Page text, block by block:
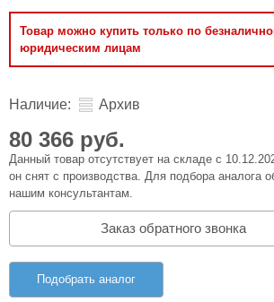
Товар можно купить только по
юридическим лицам
Наличие: Архив
80 366 руб.
Данный товар отсутствует на складе с
он снят с производства. Для подбора аналога
нашим консультантам.
Заказ обратного звонка
Подобрать аналог